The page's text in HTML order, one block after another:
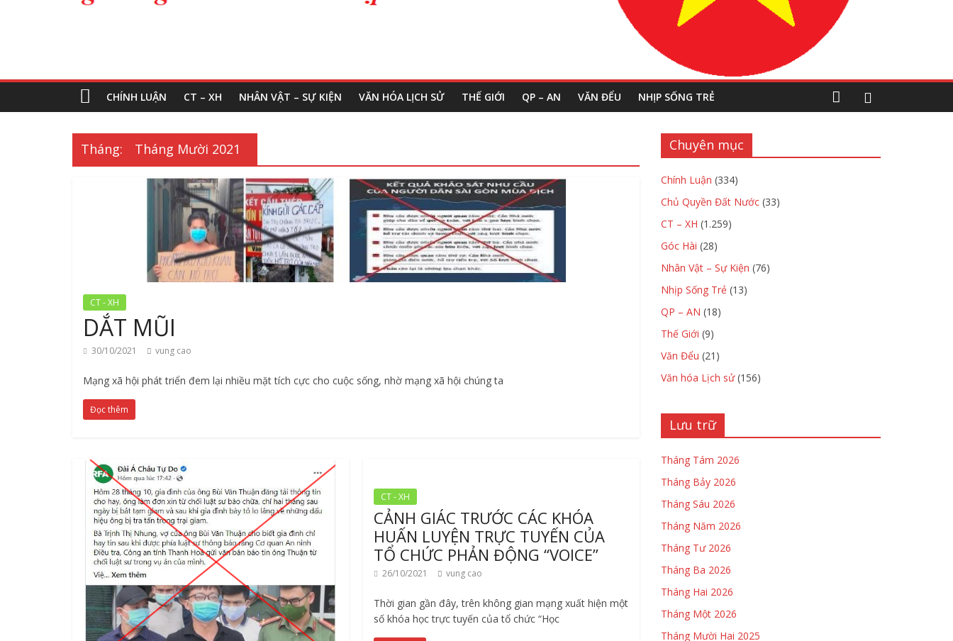
CHÍNH LUẬN CT – XH NHÂN VẬT – SỰ KIỆN VĂN HÓA LỊCH SỬ THẾ GIỚI QP – AN VĂN ĐỂU NHỊP SỐNG TRẺ
Tháng: Tháng Mười 2021
CT - XH
DẮT MŨI
30/10/2021 vung cao
Mạng xã hội phát triển đem lại nhiều mặt tích cực cho cuộc sống, nhờ mạng xã hội chúng ta
Đọc thêm
CT - XH
CẢNH GIÁC TRƯỚC CÁC KHÓA
HUẤN LUYỆN TRỰC TUYẾN CỦA
TỔ CHỨC PHẢN ĐỘNG “VOICE”
26/10/2021 vung cao
Thời gian gần đây, trên không gian mạng xuất hiện một
số khóa học trực tuyến của tổ chức “Học
Chuyên mục
Chính Luận (334)
Chủ Quyền Đất Nước (33)
CT – XH (1.259)
Góc Hài (28)
Nhân Vật – Sự Kiện (76)
Nhịp Sống Trẻ (13)
QP – AN (18)
Thế Giới (9)
Văn Đểu (21)
Văn hóa Lịch sử(156)
Lưu trữ
Tháng Tám 2026
Tháng Bảy 2026
Tháng Sáu 2026
Tháng Năm 2026
Tháng Tư 2026
Tháng Ba 2026
Tháng Hai 2026
Tháng Một 2026
Tháng Mười Hai 2025